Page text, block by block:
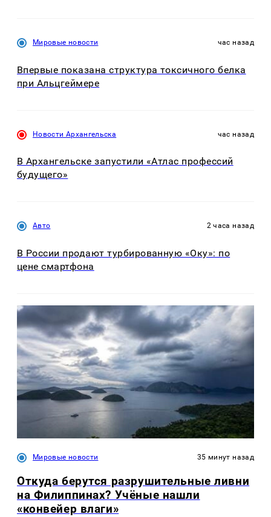
Мировые новости час назад
Впервые показана структура токсичного белка
при Альцгеймере
Новости Архангельска час назад
В Архангельске запустили «Атлас профессий
будущего»
Авто 2 часа назад
В России продают турбированную «Оку»: по
цене смартфона
Мировые новости 35 минут назад
Откуда берутся разрушительные ливни
на Филиппинах? Учёные нашли
«конвейер влаги»